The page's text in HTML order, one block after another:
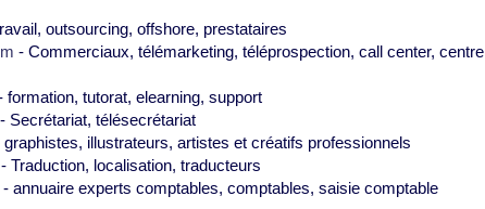
outsourcing, offshore, prestataires
- Commerciaux, télémarketing, téléprospection, call center, centre
formation, tutorat, elearning, support
- Secrétariat, télésecrétariat
graphistes, illustrateurs, artistes et créatifs professionnels
- Traduction, localisation, traducteurs
- annuaire experts comptables, comptables, saisie comptable